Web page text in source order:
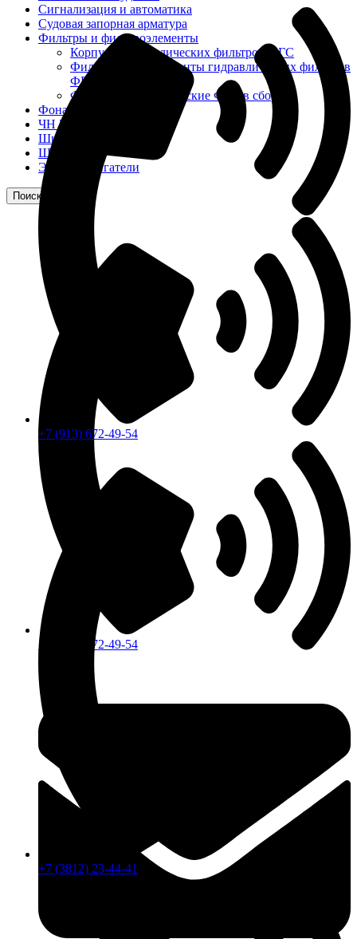
Сигнализация и автоматика
Судовая запорная арматура
Фильтры и фильтроэлементы
Корпусы гидравлических фильтров ФГС
Фильтрующие элементы гидравлических фильтров
ФГС
Фильтры гидравлические ФГС в сборе
Фонари
ЧН 25/34
Шкода 6S-160
Шкода-275
Электродвигатели
Поиск
+7 (913) 672-49-54
+7 (913) 672-49-54
+7 (3812) 23-44-41